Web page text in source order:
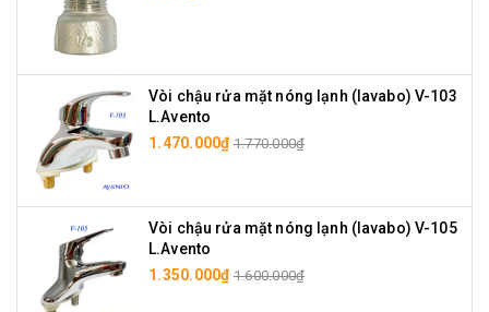
Vòi chậu rửa mặt nóng lạnh (lavabo) V-103
L.Avento
1.470.000₫ 1.770.000₫
Vòi chậu rửa mặt nóng lạnh (lavabo) V-105
L.Avento
1.350.000₫ 1.600.000₫